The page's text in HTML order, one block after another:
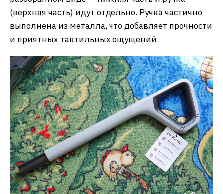
(верхняя часть) идут отдельно. Ручка частично
выполнена из металла, что добавляет прочности
и приятных тактильных ощущений.